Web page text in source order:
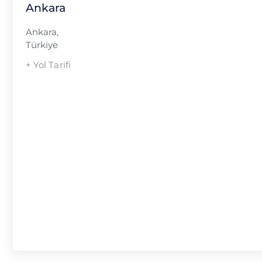
Ankara
Ankara,
Türkiye
+ Yol Tarifi